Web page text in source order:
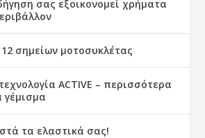
σας εξοικονομεί χρήματα
σημείων μοτοσυκλέτας
ACTIVE – περισσότερα
γέμισμα
τα ελαστικά σας!